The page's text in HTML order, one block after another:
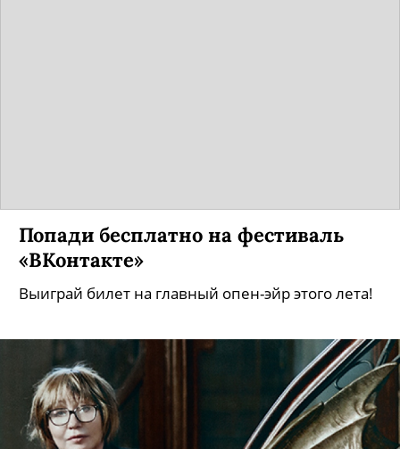
Попади бесплатно на фестиваль
«ВКонтакте»
Выиграй билет на главный опен-эйр этого лета!